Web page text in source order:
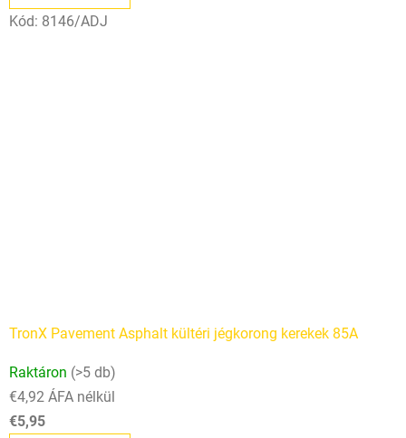
Kód: 8146/ADJ
TronX Pavement Asphalt kültéri jégkorong kerekek 85A
Raktáron (>5 db)
€4,92 ÁFA nélkül
€5,95